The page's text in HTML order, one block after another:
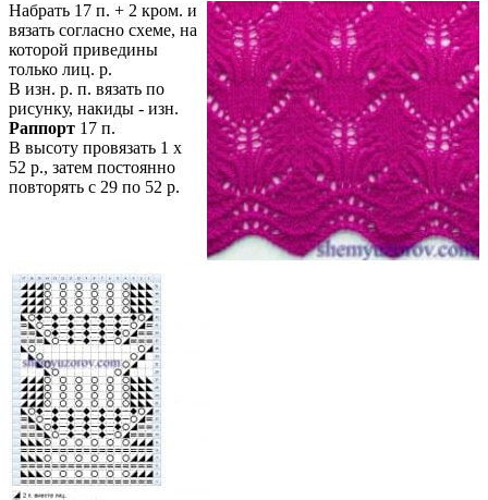
Набрать 17 п. + 2 кром. и
вязать согласно схеме, на
которой приведины
только лиц. р.
В изн. р. п. вязать по
рисунку, накиды - изн.
Раппорт 17 п.
В высоту провязать 1 х
52 р., затем постоянно
повторять с 29 по 52 р.